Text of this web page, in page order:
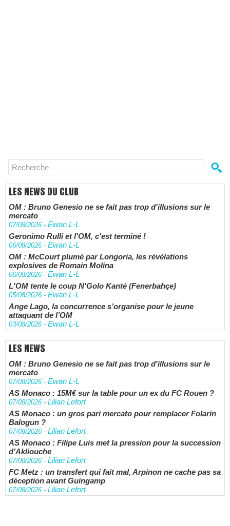
LES NEWS DU CLUB
OM : Bruno Genesio ne se fait pas trop d'illusions sur le
mercato
07/08/2026 - Ewan L-L
Geronimo Rulli et l'OM, c'est terminé !
06/08/2026 - Ewan L-L
OM : McCourt plumé par Longoria, les révélations
explosives de Romain Molina
06/08/2026 - Ewan L-L
L'OM tente le coup N'Golo Kanté (Fenerbahçe)
05/08/2026 - Ewan L-L
Ange Lago, la concurrence s’organise pour le jeune
attaquant de l’OM
03/08/2026 - Ewan L-L
LES NEWS
OM : Bruno Genesio ne se fait pas trop d'illusions sur le
mercato
07/08/2026 - Ewan L-L
AS Monaco : 15M€ sur la table pour un ex du FC Rouen ?
07/08/2026 - Lilian Lefort
AS Monaco : un gros pari mercato pour remplacer Folarin
Balogun ?
07/08/2026 - Lilian Lefort
AS Monaco : Filipe Luis met la pression pour la succession
d’Akliouche
07/08/2026 - Lilian Lefort
FC Metz : un transfert qui fait mal, Arpinon ne cache pas sa
déception avant Guingamp
07/08/2026 - Lilian Lefort